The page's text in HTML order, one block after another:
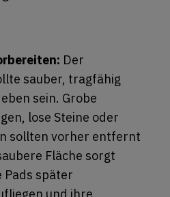
Der
sauber, tragfähig
sein. Grobe
lose Steine oder
sollten vorher entfernt
Fläche sorgt
Pads später